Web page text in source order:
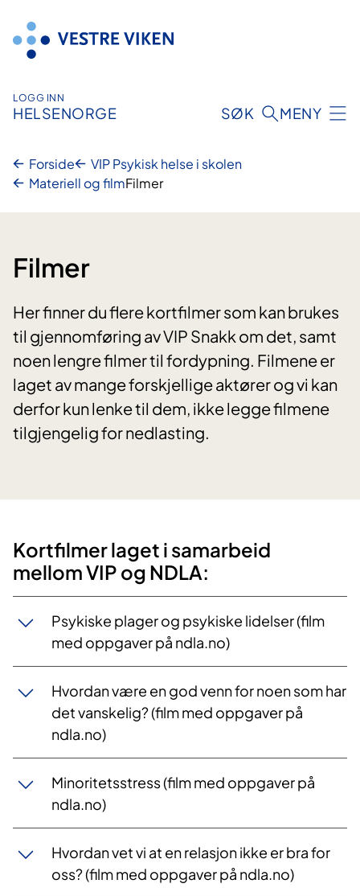
innhold
LOGG INN
HELSENORGE SØK MENY
Forside
VIP Psykisk helse i skolen
Materiell og filmFilmer
Filmer
Her finner du flere kortfilmer som kan brukes
til gjennomføring av VIP Snakk om det, samt
noen lengre filmer til fordypning. Filmene er
laget av mange forskjellige aktører og vi kan
derfor kun lenke til dem, ikke legge filmene
tilgjengelig for nedlasting.
Kortfilmer laget i samarbeid
mellom VIP og NDLA:
Psykiske plager og psykiske lidelser (film
med oppgaver på ndla.no)
Hvordan være en god venn for noen som har
det vanskelig? (film med oppgaver på
ndla.no)
Minoritetsstress (film med oppgaver på
ndla.no)
Hvordan vet vi at en relasjon ikke er bra for
oss? (film med oppgaver på ndla.no)